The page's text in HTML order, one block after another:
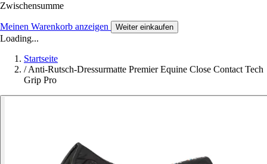
Zwischensumme
Meinen Warenkorb anzeigen Weiter einkaufen
Loading...
Startseite
/Anti-Rutsch-Dressurmatte Premier Equine Close Contact Tech
Grip Pro